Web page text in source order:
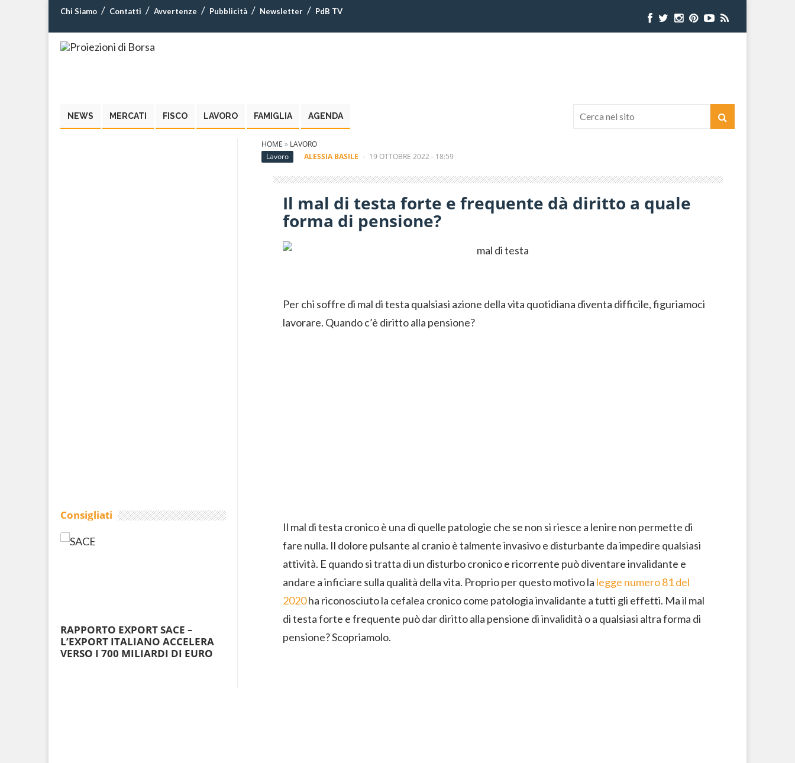
Chi Siamo Contatti Avvertenze Pubblicità Newsletter PdB TV
NEWS MERCATI FISCO LAVORO FAMIGLIA AGENDA
HOME » LAVORO
Lavoro
ALESSIA BASILE - 19 OTTOBRE 2022 - 18:59
Il mal di testa forte e frequente dà diritto a quale
forma di pensione?
Per chi soffre di mal di testa qualsiasi azione della vita quotidiana diventa difficile, figuriamoci
lavorare. Quando c’è diritto alla pensione?
Il mal di testa cronico è una di quelle patologie che se non si riesce a lenire non permette di
fare nulla. Il dolore pulsante al cranio è talmente invasivo e disturbante da impedire qualsiasi
attività. E quando si tratta di un disturbo cronico e ricorrente può diventare invalidante e
andare a inficiare sulla qualità della vita. Proprio per questo motivo la legge numero 81 del
2020ha riconosciuto la cefalea cronico come patologia invalidante a tutti gli effetti. Ma il mal
di testa forte e frequente può dar diritto alla pensione di invalidità o a qualsiasi altra forma di
pensione? Scopriamolo.
Consigliati
RAPPORTO EXPORT SACE –
L’EXPORT ITALIANO ACCELERA
VERSO I 700 MILIARDI DI EURO